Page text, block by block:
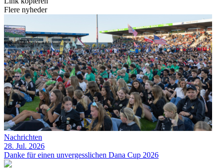
Flere nyheder
Nachrichten
28. Jul. 2026
Danke für einen unvergesslichen Dana Cup 2026